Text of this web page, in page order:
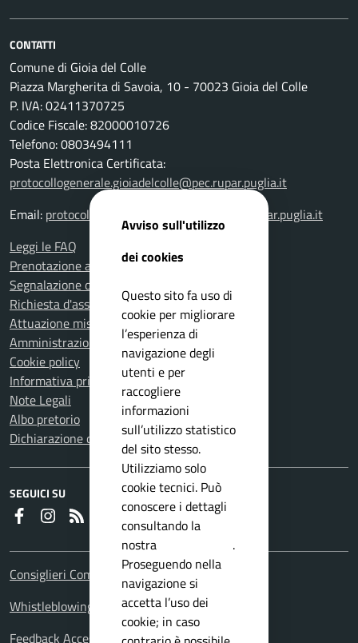
CONTATTI
Comune di Gioia del Colle
Piazza Margherita di Savoia, 10 - 70023 Gioia del Colle
P. IVA: 02411370725
Codice Fiscale: 82000010726
Telefono: 0803494111
Posta Elettronica Certificata:
protocollogenerale.gioiadelcolle@pec.rupar.puglia.it
Email: protocollogenerale.gioiadelcolle@pec.rupar.puglia.it
Leggi le FAQ
Prenotazione appuntamento
Segnalazione disservizio
Richiesta d'assistenza
Attuazione misure PNRR
Amministrazione trasparente
Cookie policy
Informativa privacy
Note Legali
Albo pretorio
Dichiarazione di accessibilità
SEGUICI SU
FaceboookInstagram
Consiglieri Comunali
Whistleblowing Policy
Feedback Accessibilita
Avviso sull'utilizzo
dei cookies
Questo sito fa uso di
cookie per migliorare
l’esperienza di
navigazione degli
utenti e per
raccogliere
informazioni
sull’utilizzo statistico
del sito stesso.
Utilizziamo solo
cookie tecnici. Può
conoscere i dettagli
consultando la
nostra
.
Proseguendo nella
navigazione si
accetta l’uso dei
cookie; in caso